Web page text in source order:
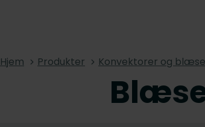
Hjem Produkter Konvektorer og